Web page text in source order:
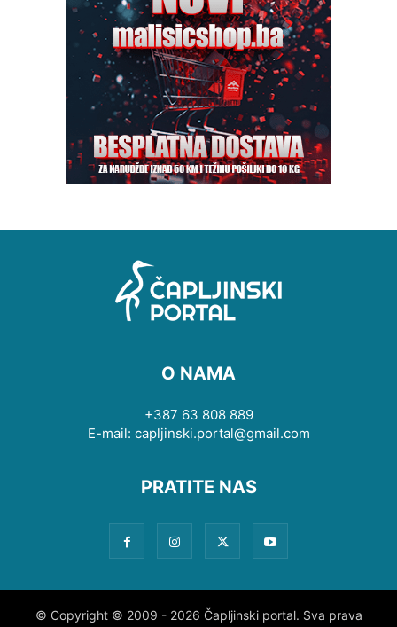
O NAMA
+387 63 808 889
E-mail: capljinski.portal@gmail.com
PRATITE NAS
© Copyright © 2009 - 2026 Čapljinski portal. Sva prava